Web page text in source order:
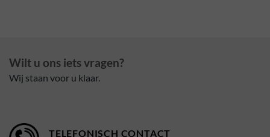
Wilt u ons iets vragen?
Wij staan voor u klaar.
TELEFONISCH CONTACT